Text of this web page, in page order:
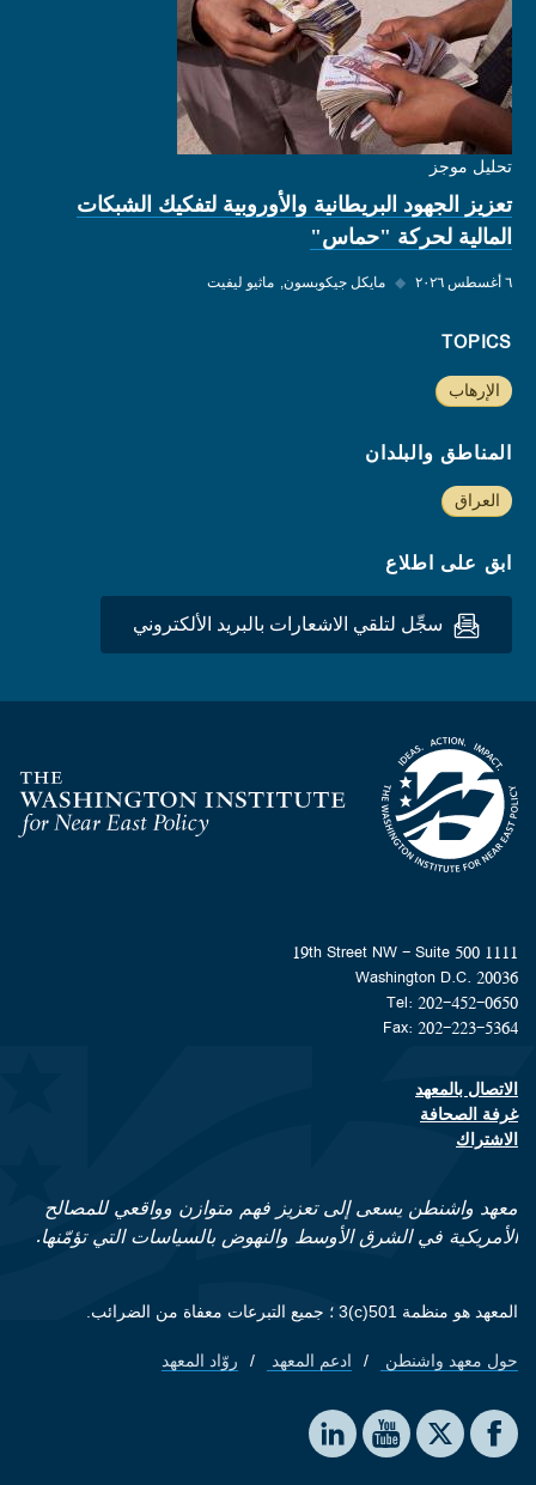
تحليل موجز
تعزيز الجهود البريطانية والأوروبية لتفكيك الشبكات
المالية لحركة "حماس"
٦ أغسطس ٢٠٢٦ ◆ مايكل جيكوبسون ماثيو ليفيت
TOPICS
الإرهاب
المناطق والبلدان
العراق
ابق على اطلاع
سجِّل لتلقي الاشعارات بالبريد الألكتروني
Homepage
1111 19th Street NW - Suite 500
Washington D.C. 20036
Tel: 202-452-0650
Fax: 202-223-5364
Footer contact links
الاتصال بالمعهد
غرفة الصحافة
الاشتراك
معهد واشنطن يسعى إلى تعزيز فهم متوازن وواقعي للمصالح
الأمريكية في الشرق الأوسط والنهوض بالسياسات التي تؤمّنها.
المعهد هو منظمة 501(c)3 ؛ جميع التبرعات معفاة من الضرائب.
Footer quick links
حول معهد واشنطن ادعم المعهد روّاد المعهد
Social media
The Washington Institute on Facebook
The Washington Institute on X
The Washington Institute on YouTube
The Washington Institute on LinkedIn